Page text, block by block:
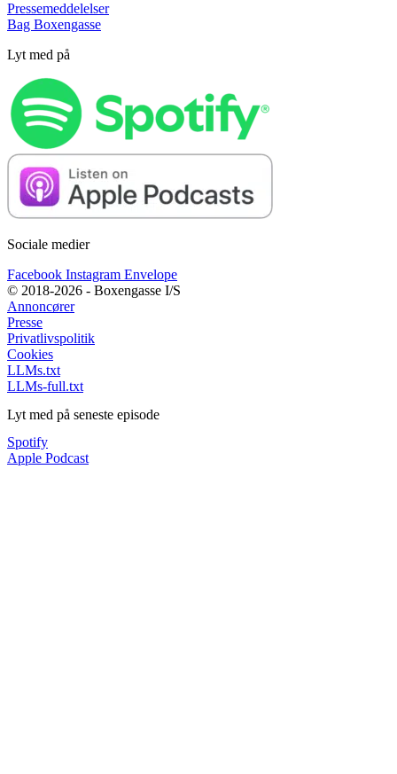
Pressemeddelelser
Bag Boxengasse
Lyt med på
Sociale medier
Facebook Instagram Envelope
© 2018-2026 - Boxengasse I/S
Annoncører
Presse
Privatlivspolitik
Cookies
LLMs.txt
LLMs-full.txt
Lyt med på seneste episode
Spotify
Apple Podcast